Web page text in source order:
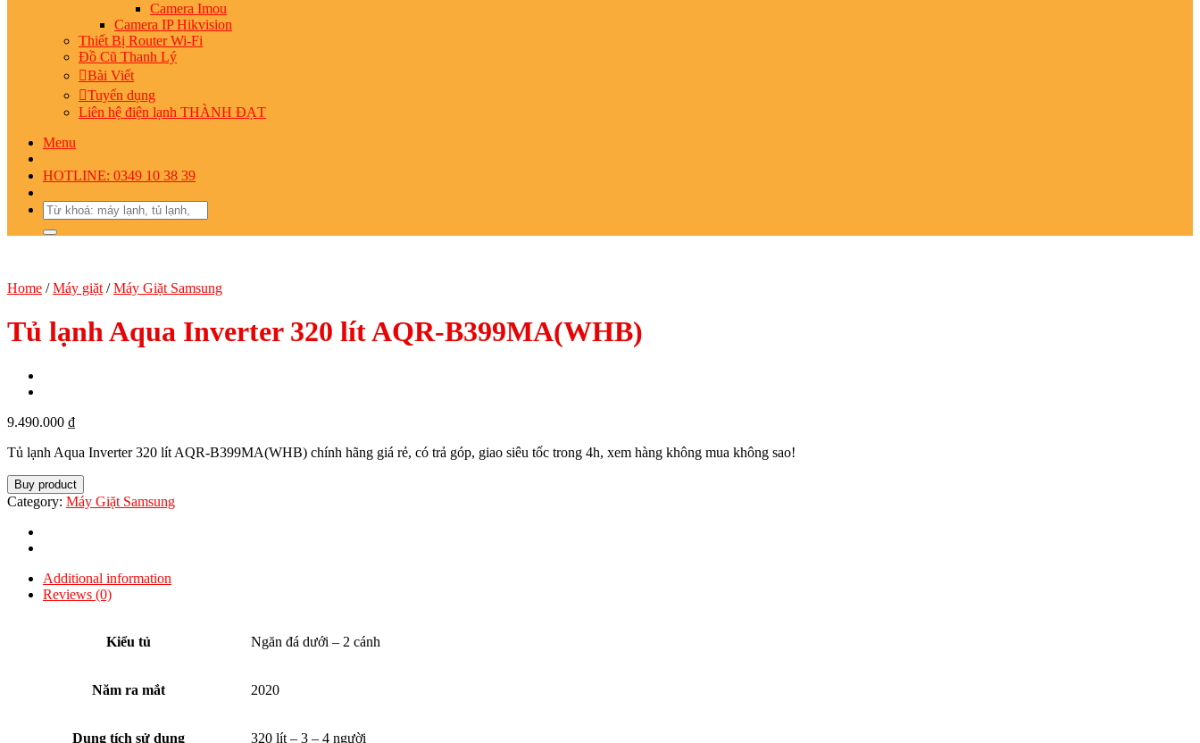
Camera Imou
Camera IP Hikvision
Thiết Bị Router Wi-Fi
Đồ Cũ Thanh Lý
Bài Viết
Tuyển dụng
Liên hệ điện lạnh THÀNH ĐẠT
Menu
HOTLINE: 0349 10 38 39
Search
for:
Home / Máy giặt / Máy Giặt Samsung
Tủ lạnh Aqua Inverter 320 lít AQR-B399MA(WHB)
9.490.000 ₫
Tủ lạnh Aqua Inverter 320 lít AQR-B399MA(WHB) chính hãng giá rẻ, có trả góp, giao siêu tốc trong 4h, xem hàng không mua không sao!
Buy product
Category: Máy Giặt Samsung
Additional information
Reviews (0)
Kiểu tủ Ngăn đá dưới – 2 cánh
Năm ra mắt 2020
Dung tích sử dụng 320 lít – 3 – 4 người